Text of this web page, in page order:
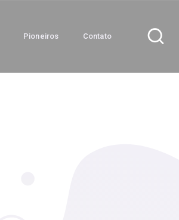
Pioneiros Contato